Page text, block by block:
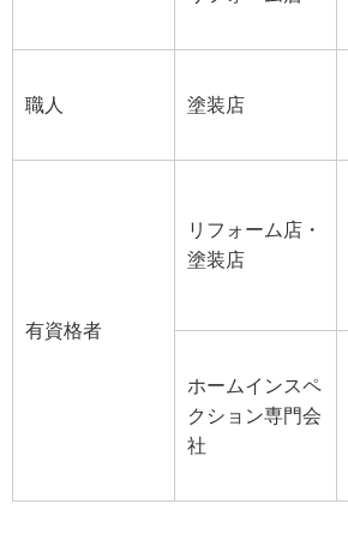
職人 塗装店
有資格者
リフォーム店・
塗装店
ホームインスペ
クション専門会
社